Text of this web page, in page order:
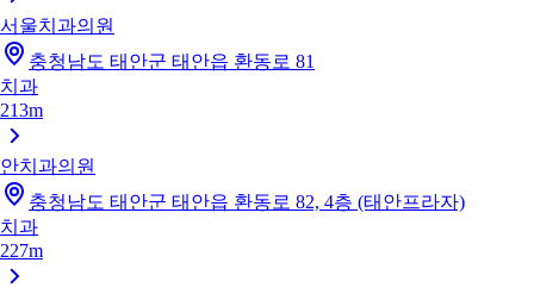
서울치과의원
충청남도 태안군 태안읍 환동로 81
치과
213m
안치과의원
충청남도 태안군 태안읍 환동로 82, 4층 (태안프라자)
치과
227m